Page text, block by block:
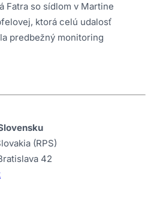
Fatra so sídlom v Martine
ktorá celú udalosť
predbežný monitoring
(RPS)
42